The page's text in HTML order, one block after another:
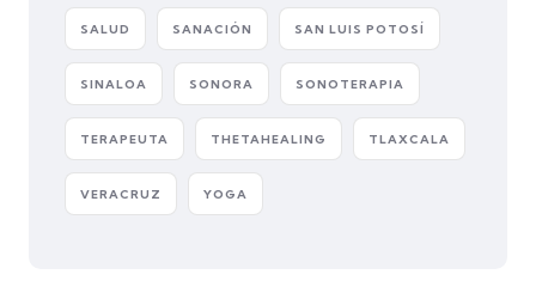
SALUD SANACIÓN SAN LUIS POTOSÍ
SINALOA SONORA SONOTERAPIA
TERAPEUTA THETAHEALING TLAXCALA
VERACRUZ YOGA